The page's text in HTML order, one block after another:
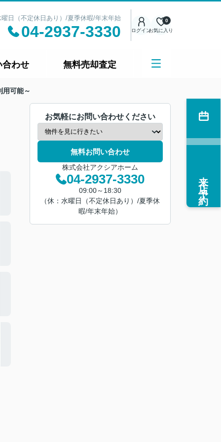
日（不定休日あり）/夏季休暇/年末年始
04-2937-3330 ログインお気に入り
0
合わせ 無料売却査定
可能～
お気軽にお問い合わせください
無料お問い合わせ
株式会社アクシアホーム
04-2937-3330
09:00～18:30
（休：水曜日（不定休日あり）/夏季休
暇/年末年始）
来店予約